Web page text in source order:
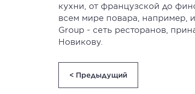
кухни, от французской до
всем мире повара, например,
Group - сеть ресторанов,
Новикову.
< Предыдущий